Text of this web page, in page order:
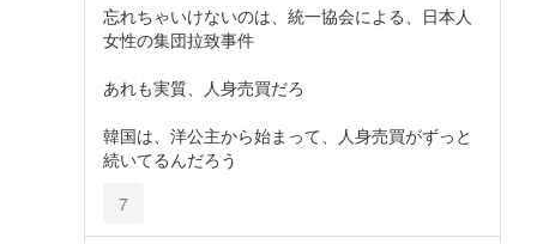
忘れちゃいけないのは、統一協会による、日本人
女性の集団拉致事件
あれも実質、人身売買だろ
韓国は、洋公主から始まって、人身売買がずっと
続いてるんだろう
7